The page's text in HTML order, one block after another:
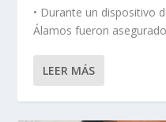
• Durante un dispositivo
Álamos fueron
LEER MÁS